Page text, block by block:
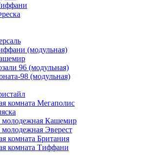
(модульная)
96 (модульная)
98 (модульная)
комната Мегаполис
молодежная Кашемир
Эверест
комната Британия
комната Тиффани